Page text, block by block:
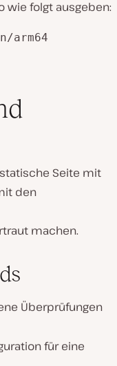
wie folgt ausgeben:
arm64
Seite mit
den
machen.
Überprüfungen
für eine